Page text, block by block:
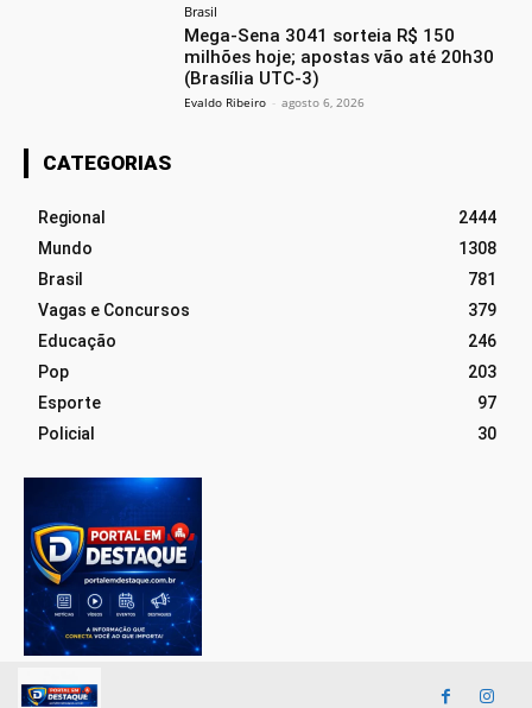
Brasil
Mega-Sena 3041 sorteia R$ 150
milhões hoje; apostas vão até 20h30
(Brasília UTC-3)
Evaldo Ribeiro - agosto 6, 2026
CATEGORIAS
Regional
2444
Mundo
1308
Brasil
781
Vagas e Concursos
379
Educação
246
Pop
203
Esporte
97
Policial
30